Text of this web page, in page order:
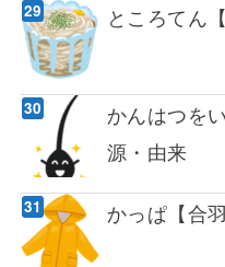
ところてん
かんはつを
源・由来
かっぱ【合